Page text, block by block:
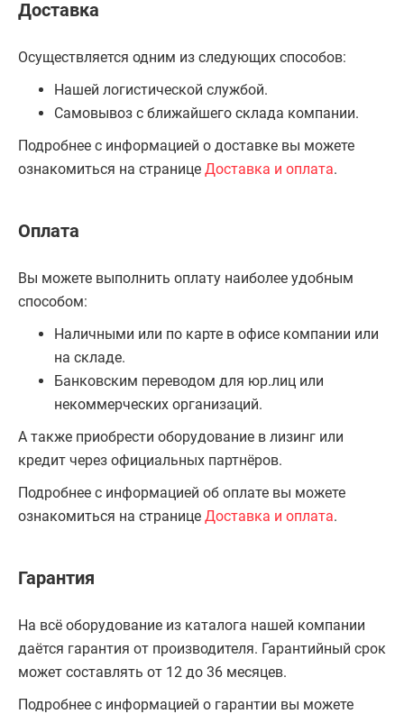
Доставка
Осуществляется одним из следующих способов:
Нашей логистической службой.
Самовывоз с ближайшего склада компании.
Подробнее с информацией о доставке вы можете
ознакомиться на странице Доставка и оплата.
Оплата
Вы можете выполнить оплату наиболее удобным
способом:
Наличными или по карте в офисе компании или
на складе.
Банковским переводом для юр.лиц или
некоммерческих организаций.
А также приобрести оборудование в лизинг или
кредит через официальных партнёров.
Подробнее с информацией об оплате вы можете
ознакомиться на странице Доставка и оплата.
Гарантия
На всё оборудование из каталога нашей компании
даётся гарантия от производителя. Гарантийный срок
может составлять от 12 до 36 месяцев.
Подробнее с информацией о гарантии вы можете